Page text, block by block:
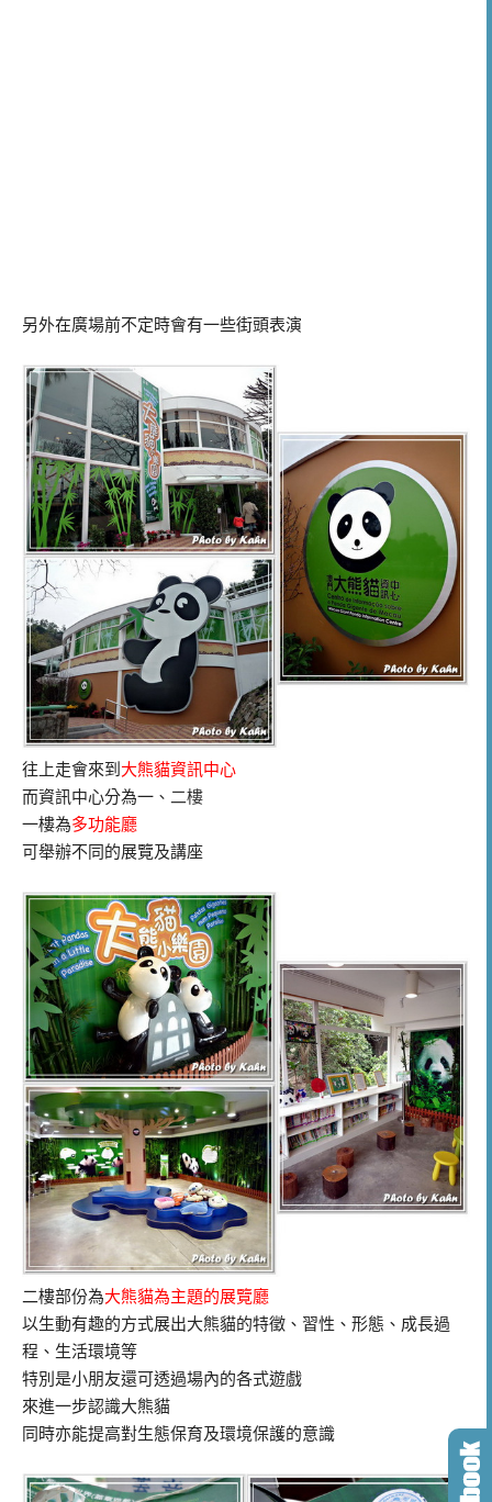
另外在廣場前不定時會有一些街頭表演
往上走會來到大熊貓資訊中心
而資訊中心分為一 、二樓
一樓為多功能廳
可舉辦不同的展覽及講座
二樓部份為大熊貓為主題的展覽廳
以生動有趣的方式展出大熊貓的特徵、習性、形態、成長過
程、生活環境等
特別是小朋友還可透過場內的各式遊戲
來進一步認識大熊貓
同時亦能提高對生態保育及環境保護的意識